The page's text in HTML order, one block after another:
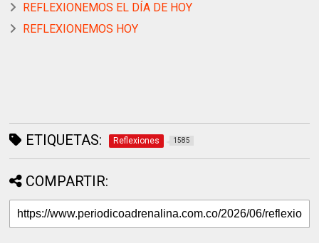
REFLEXIONEMOS EL DÍA DE HOY
REFLEXIONEMOS HOY
ETIQUETAS: Reflexiones 1585
COMPARTIR: